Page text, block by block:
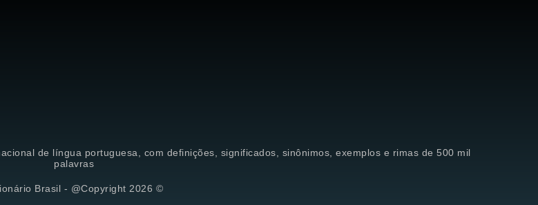
de língua portuguesa, com definições, significados, sinônimos, exemplos e rimas de 500 mil
palavras
Brasil - @Copyright 2026 ©